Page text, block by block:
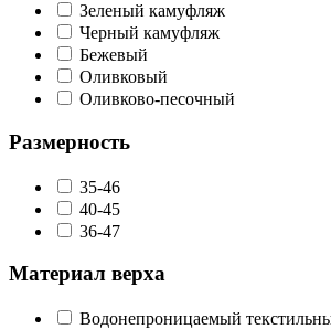
Зеленый камуфляж
Черный камуфляж
Бежевый
Оливковый
Оливково-песочный
Размерность
35-46
40-45
36-47
Материал верха
Водонепроницаемый